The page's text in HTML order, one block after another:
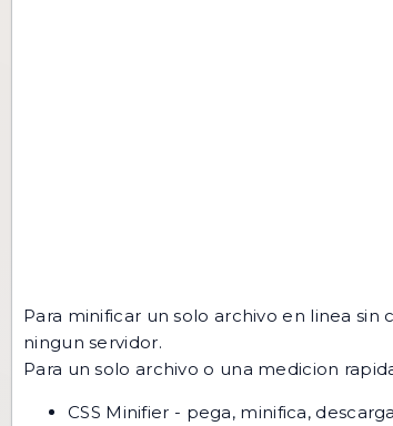
Para minificar un solo archivo en linea
ningun servidor.
Para un solo archivo o una medicion
CSS Minifier - pega, minifica,